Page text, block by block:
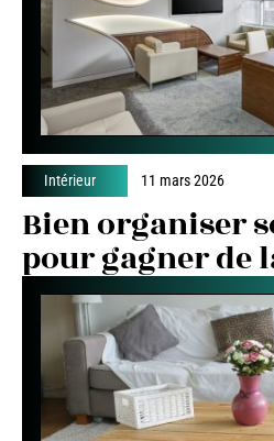
Intérieur 11 mars 2026
Bien organiser
pour gagner de